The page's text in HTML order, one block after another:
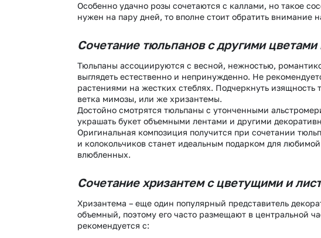
Особенно удачно розы сочетаются с каллами, но такое
нужен на пару дней, то вполне стоит обратить внимание
Сочетание тюльпанов с другими цветами
Тюльпаны ассоциируются с весной, нежностью,
выглядеть естественно и непринужденно. Не
растениями на жестких стеблях. Подчеркнуть
ветка мимозы, или же хризантемы.
Достойно смотрятся тюльпаны с утонченными
украшать букет объемными лентами и другими
Оригинальная композиция получится при сочетании
и колокольчиков станет идеальным подарком для
влюбленных.
Сочетание хризантем с цветущими и
Хризантема – еще один популярный представитель
объемный, поэтому его часто размещают в центральной
рекомендуется с: